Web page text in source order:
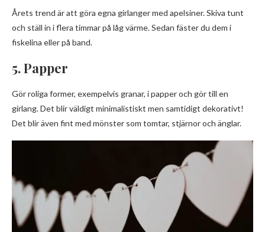
Årets trend är att göra egna girlanger med apelsiner. Skiva tunt
och ställ in i flera timmar på låg värme. Sedan fäster du dem i
fiskelina eller på band.
5. Papper
Gör roliga former, exempelvis granar, i papper och gör till en
girlang. Det blir väldigt minimalistiskt men samtidigt dekorativt!
Det blir även fint med mönster som tomtar, stjärnor och änglar.